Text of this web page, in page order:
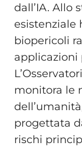
dall’IA. Allo
esistenziale
biopericoli
applicazioni
monitora le
progettata
rischi